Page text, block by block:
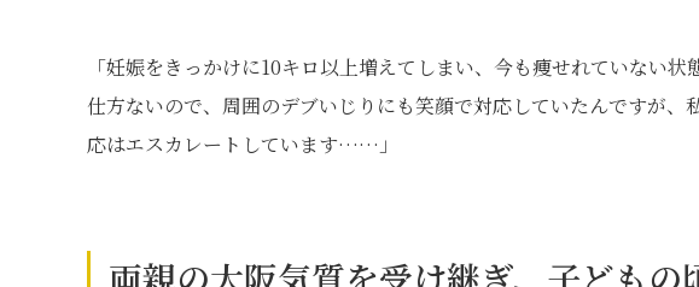
「妊娠をきっかけに10キロ以上増えてしまい、今も痩せれていない
仕方ないので、周囲のデブいじりにも笑顔で対応していたんですが
応はエスカレートしています……」
両親の大阪気質を受け継ぎ、子どもの